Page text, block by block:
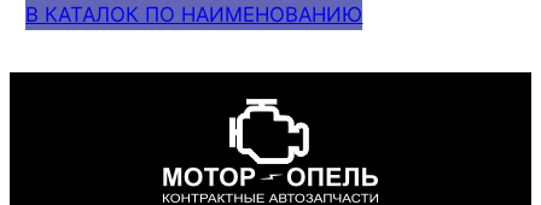
В КАТАЛОК ПО НАИМЕНОВАНИЮ